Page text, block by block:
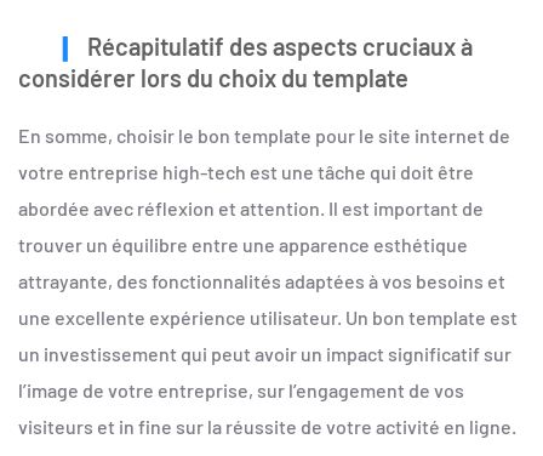
Récapitulatif des aspects cruciaux à
considérer lors du choix du template
En somme, choisir le bon template pour le site internet de
votre entreprise high-tech est une tâche qui doit être
abordée avec réflexion et attention. Il est important de
trouver un équilibre entre une apparence esthétique
attrayante, des fonctionnalités adaptées à vos besoins et
une excellente expérience utilisateur. Un bon template est
un investissement qui peut avoir un impact significatif sur
l’image de votre entreprise, sur l’engagement de vos
visiteurs et in fine sur la réussite de votre activité en ligne.